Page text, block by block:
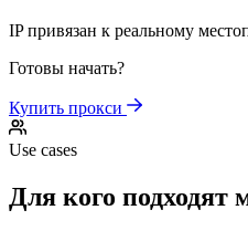
IP привязан к реальному
Готовы начать?
Купить прокси
Use cases
Для кого подходят